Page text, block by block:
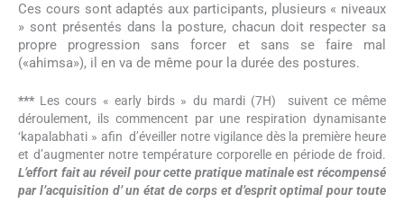
Ces cours sont adaptés aux participants, plusieurs « niveaux
» sont présentés dans la posture, chacun doit respecter sa
propre progression sans forcer et sans se faire mal
(«ahimsa»), il en va de même pour la durée des postures.
*** Les cours « early birds » du mardi (7H) suivent ce même
déroulement, ils commencent par une respiration dynamisante
‘kapalabhati » afin d’éveiller notre vigilance dès la première heure
et d’augmenter notre température corporelle en période de froid.
L’effort fait au réveil pourcette pratique matinale est récompensé
par l’acquisition d’ un état de corps et d’esprit optimal pour toute